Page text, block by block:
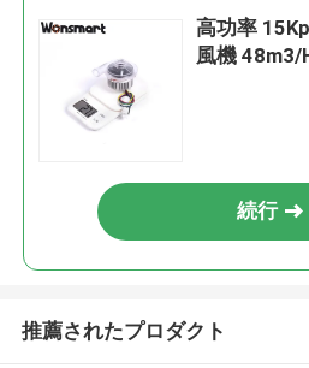
高功率
風機 48m3/
続行
推薦されたプロダクト